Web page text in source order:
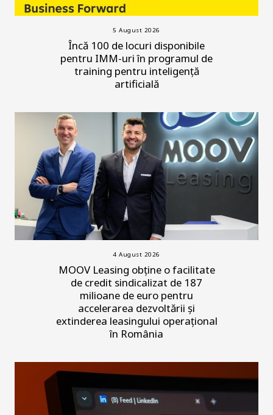
5 August 2026
Încă 100 de locuri disponibile
pentru IMM-uri în programul de
training pentru inteligență
artificială
4 August 2026
MOOV Leasing obține o facilitate
de credit sindicalizat de 187
milioane de euro pentru
accelerarea dezvoltării și
extinderea leasingului operațional
în România